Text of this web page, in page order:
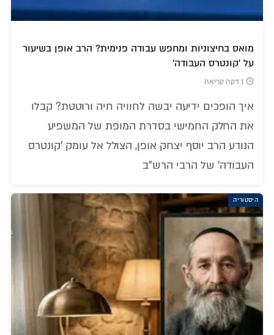
מואס בחיצוניות ומחפש עבודה פנימית? הרב אופן בשיעור
על 'קונטרס העבודה'
1 דקה קריאה
איך הופכים ידיעה יבשה לחוויה חיה ורוטטת? קבלו
את החלק החמישי בסדרת המופת של המשפיע
הנודע הרב יוסף יצחק אופן, הצולל אל עומק 'קונטרס
העבודה' של הרבי הרש"ב
היסטוריה